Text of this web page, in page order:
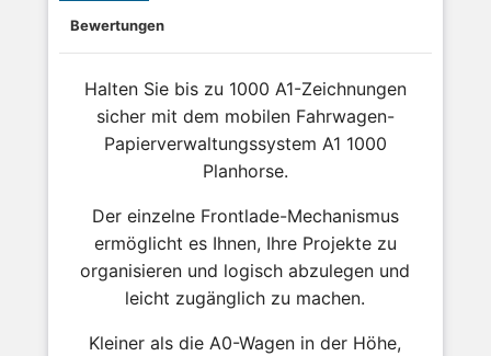
Bewertungen
Halten Sie bis zu 1000 A1-Zeichnungen
sicher mit dem mobilen Fahrwagen-
Papierverwaltungssystem A1 1000
Planhorse.
Der einzelne Frontlade-Mechanismus
ermöglicht es Ihnen, Ihre Projekte zu
organisieren und logisch abzulegen und
leicht zugänglich zu machen.
Kleiner als die A0-Wagen in der Höhe,